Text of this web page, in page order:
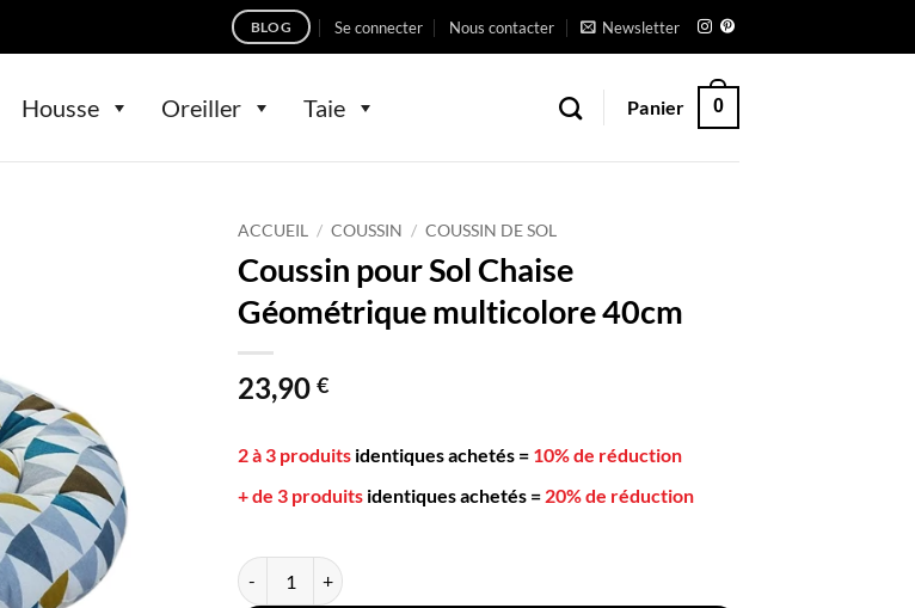
BLOG Se connecter Nous contacter Newsletter
Housse Oreiller Taie Panier 0
ACCUEIL / COUSSIN / COUSSIN DE SOL
Coussin pour Sol Chaise
Géométrique multicolore 40cm
23,90 €
2 à 3 produits identiques achetés = 10% de réduction
+ de 3 produits identiques achetés = 20% de réduction
quantité de Coussin pour Sol Chaise Géométrique multicolore 40cm